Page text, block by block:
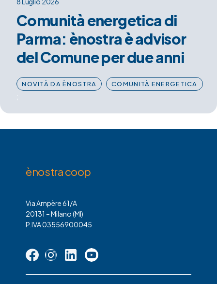
Comunità energetica di
Parma: ènostra è advisor
del Comune per due anni
NOVITÀ DA ÈNOSTRA COMUNITÀ ENERGETICA
;
ènostra coop
Via Ampère 61/A
20131 – Milano (MI)
P.IVA 03556900045